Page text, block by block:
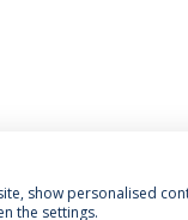
show personalised
the settings.